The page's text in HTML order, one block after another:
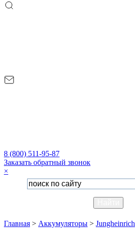
8 (800) 511-95-87
Заказать обратный звонок
×
Главная > Аккумуляторы > Jungheinrich